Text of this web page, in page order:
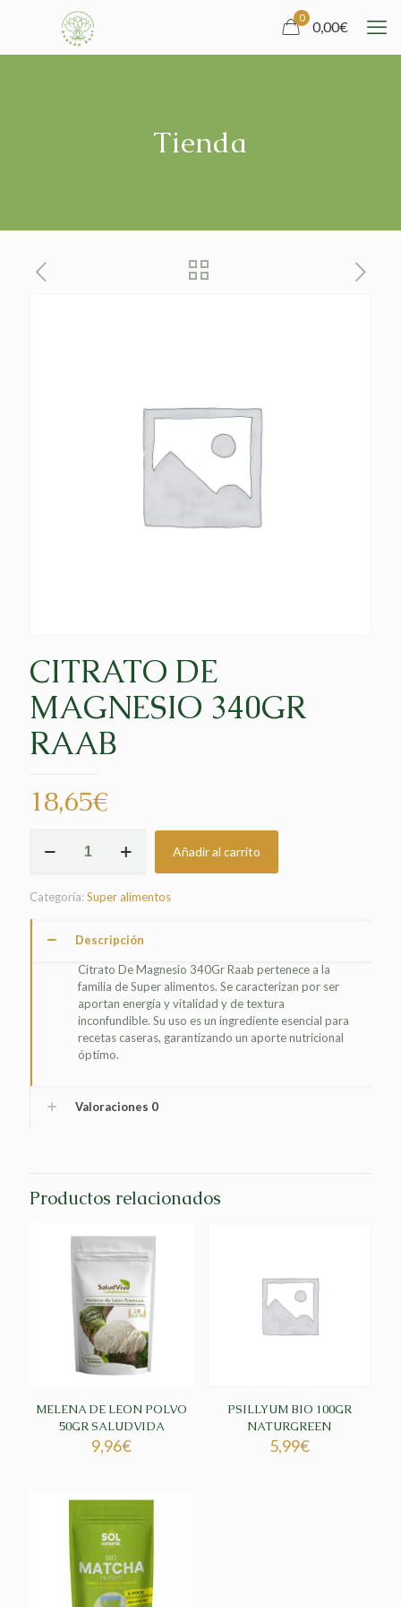
0
0,00€
Tienda
CITRATO DE
MAGNESIO 340GR
RAAB
18,65€
RAAB
cantidad
Añadir al carrito
Categoría:Super alimentos
Descripción
Citrato De Magnesio 340Gr Raab pertenece a la
familia de Super alimentos. Se caracterizan por ser
aportan energía y vitalidad y de textura
inconfundible. Su uso es un ingrediente esencial para
recetas caseras, garantizando un aporte nutricional
óptimo.
Valoraciones 0
Productos relacionados
MELENA DE LEON POLVO
50GR SALUDVIDA
9,96€
PSILLYUM BIO 100GR
NATURGREEN
5,99€